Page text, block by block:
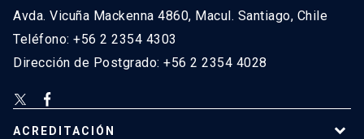
Avda. Vicuña Mackenna 4860, Macul. Santiago, Chile
Teléfono: +56 2 2354 4303
Dirección de Postgrado: +56 2 2354 4028
ACREDITACIÓN